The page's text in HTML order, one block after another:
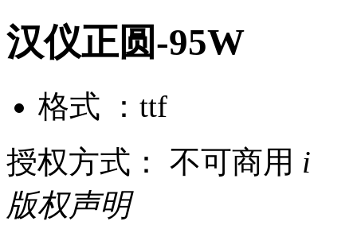
汉仪正圆-95W
格式 ：ttf
授权方式： 不可商用 i
版权声明